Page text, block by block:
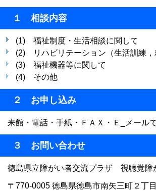
１ 相談内容
(1) 福祉制度・生活相談に関して
(2) リハビリテーション（生活訓練，
(3) 福祉機器等に関して
(4) その他
２ お申し込み
来館・電話・手紙・ＦＡＸ・Ｅ_メール
３ お問い合わせ
徳島県立障がい者交流プラザ 視聴覚障
〒770-0005 徳島県徳島市南矢三町２丁